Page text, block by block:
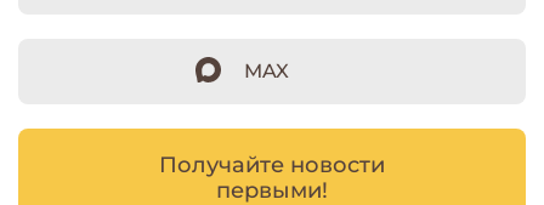
MAX
Получайте новости
первыми!